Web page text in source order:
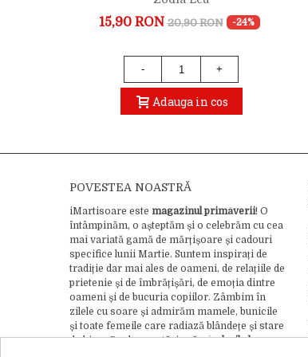
15,90 RON 20,90 RON -24%
- +
Adauga in cos
POVESTEA NOASTRĂ
iMartisoare este magazinul primăverii! O
întâmpinăm, o așteptăm și o celebrăm cu cea
mai variată gamă de mărțișoare și cadouri
specifice lunii Martie. Suntem inspirați de
tradiție dar mai ales de oameni, de relațiile de
prietenie și de îmbrățișări, de emoția dintre
oameni și de bucuria copiilor. Zâmbim în
zilele cu soare și admirăm mamele, bunicile
și toate femeile care radiază blândețe și stare
de bine. Credem cu tărie căgândurile bune